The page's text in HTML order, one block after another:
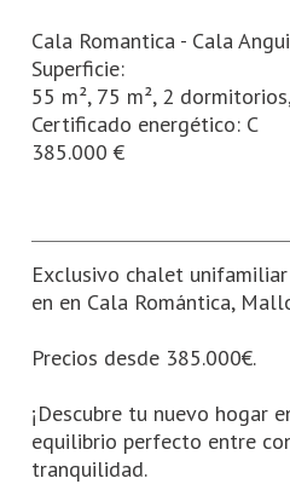
Cala Romantica - Cala
Superficie:
55 m²,75 m²,2
Certificado energético: C
385.000 €
Exclusivo chalet unifamiliar
en en Cala Romántica,
Precios desde 385.000€.
¡Descubre tu nuevo hogar
equilibrio perfecto entre
tranquilidad.